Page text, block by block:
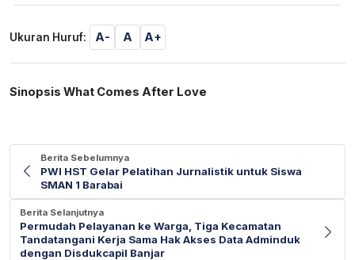
Ukuran Huruf: A- A A+
Sinopsis What Comes After Love
Berita Sebelumnya
PWI HST Gelar Pelatihan Jurnalistik untuk Siswa
SMAN 1 Barabai
Berita Selanjutnya
Permudah Pelayanan ke Warga, Tiga Kecamatan
Tandatangani Kerja Sama Hak Akses Data Adminduk
dengan Disdukcapil Banjar